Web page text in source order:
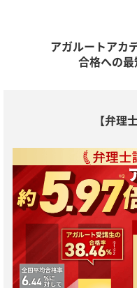
アガルートアカ
合格への最
【弁理